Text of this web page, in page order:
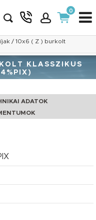
0
/ 10x6 ( Z ) burkolt
KLASSZIKUS
ADATOK